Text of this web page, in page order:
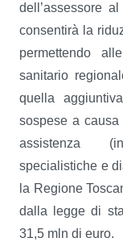
dell’assessore
consentirà la
permettendo
sanitario
quella
sospese a
assistenza
specialistiche e
la Regione
dalla legge di
31,5 mln di euro.